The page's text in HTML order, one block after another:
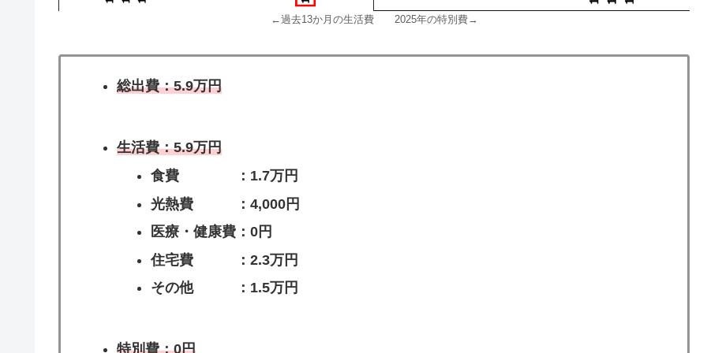
←過去13か月の生活費 2025年の特別費→
総出費：5.9万円
生活費：5.9万円
食費 ：1.7万 円
光熱費 ：4,000円
医療・健康費：0円
住宅費 ：2.3万円
その他 ：1.5万円
特別費：0円